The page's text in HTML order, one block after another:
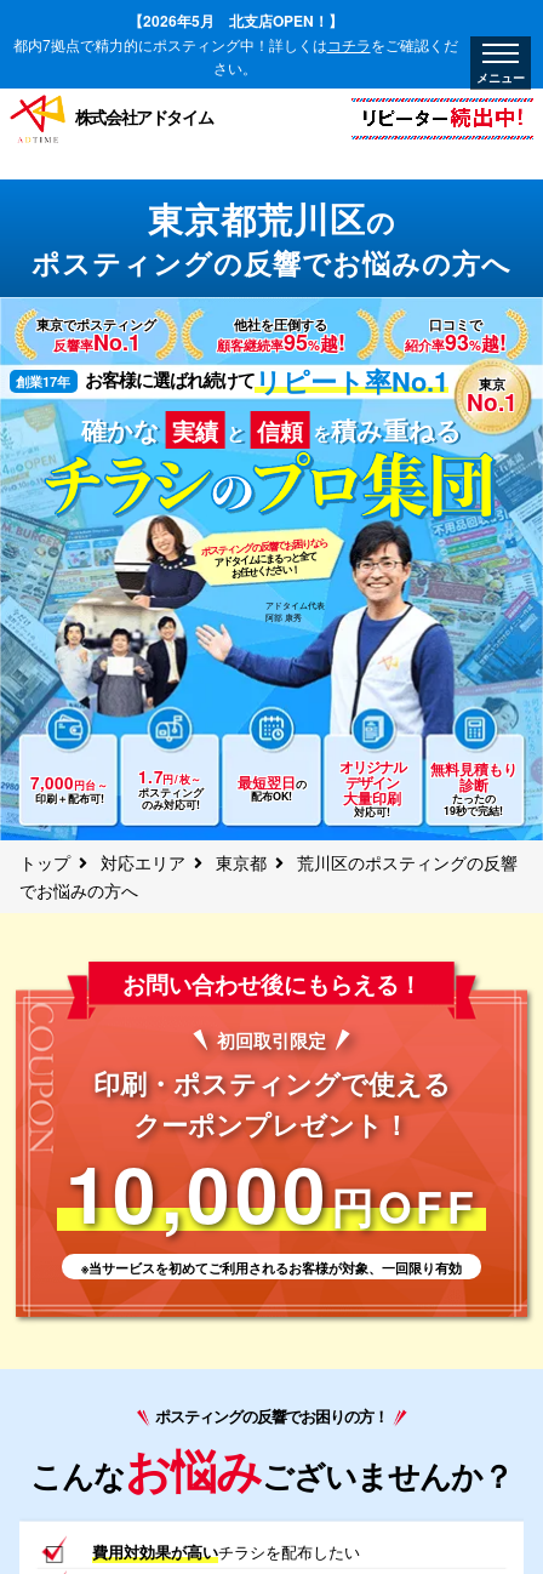
【2026年5月 北支店OPEN！】
都内7拠点で精力的にポスティング中！詳しくはコチラをご確認くだ
さい。
株式会社アドタイム
東京都荒川区の
ポスティングの反響でお悩みの方へ
東京でポスティング
反響率No.1
他社を圧倒する
顧客継続率95%越!
口コミで
紹介率93%越!
創業17年 お客様に選ばれ続けてリピート率No.1
確かな 実績 と 信頼 を積み重ねる
東京
No.1
アドタイム代表
阿部 康秀
ポスティングの反響でお困りなら
アドタイムにまるっと全て
お任せください！
7,000円台～
印刷＋配布可!
1.7円/枚～
ポスティング
のみ対応可!
最短翌日の
配布OK!
オリジナル
デザイン
大量印刷
対応可!
無料見積もり
診断
たったの
19秒で完結!
トップ 対応エリア 東京都
荒川区のポスティングの反響
でお悩みの方へ
お問い合わせ後にもらえる！
初回取引限定
印刷・ポスティングで使える
クーポンプレゼント！
10,000円OFF
※当サービスを初めてご利用されるお客様が対象、一回限り有効
ポスティングの反響でお困りの方！
こんなお悩みございませんか？
費用対効果が高いチラシを配布したい